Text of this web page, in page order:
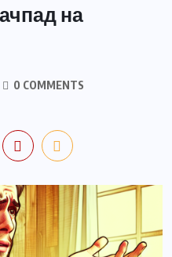
на
0 COMMENTS